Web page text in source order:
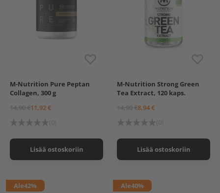
M-Nutrition Pure Peptan
Collagen, 300 g
14,90 €11,92 €
Lisää ostoskoriin
M-Nutrition Strong Green
Tea Extract, 120 kaps.
14,90 €8,94 €
Lisää ostoskoriin
Ale42% Ale40%